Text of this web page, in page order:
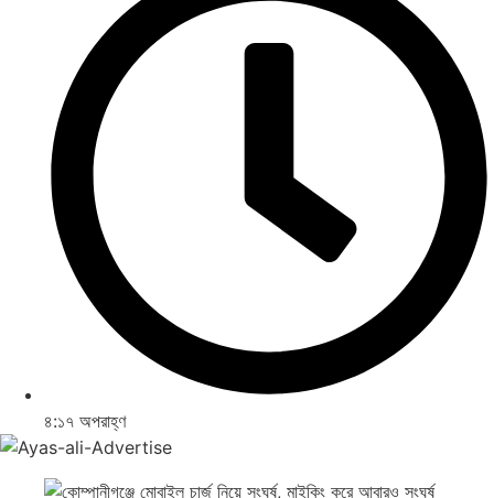
৪:১৭ অপরাহ্ণ